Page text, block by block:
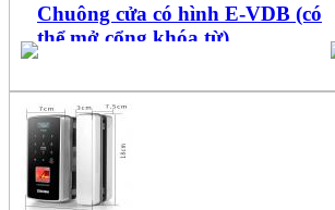
Chuông cửa có hình E-VDB (có
thể mở cổng khóa từ)